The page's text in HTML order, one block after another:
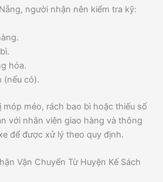
người nhận nên kiểm tra kỹ:
hóa.
(nếu có).
móp méo, rách bao bì hoặc thiếu số
với nhân viên giao hàng và thông
để được xử lý theo quy định.
Vận Chuyển Từ Huyện Kế Sách